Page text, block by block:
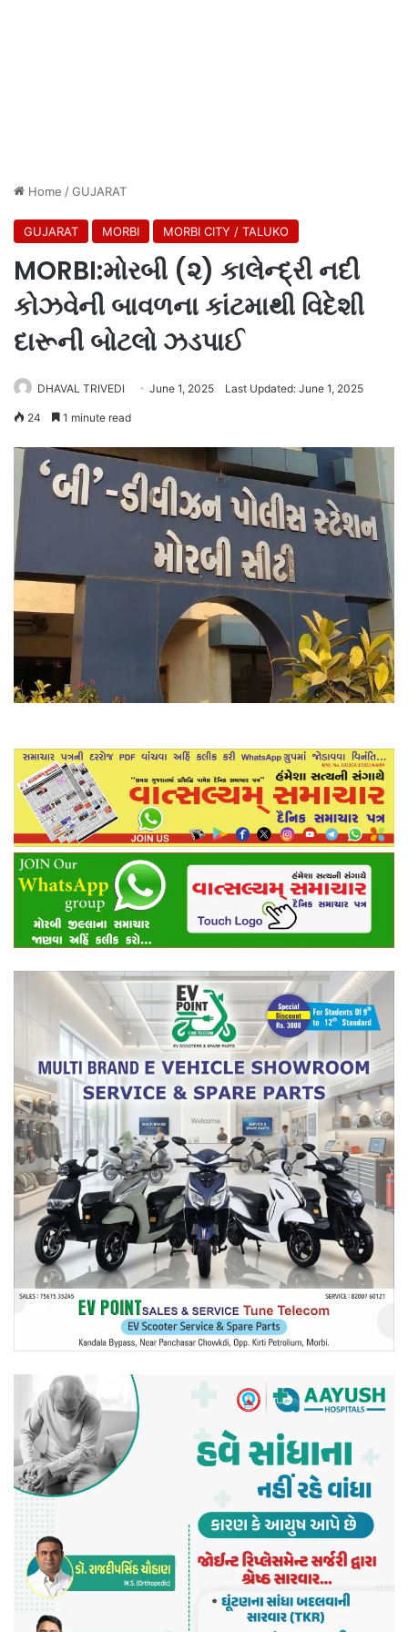
Home /GUJARAT
GUJARAT MORBI MORBI CITY / TALUKO
MORBI:મોરબી (૨) કાલેન્દ્રી નદી
કોઝવેની બાવળના કાંટમાથી વિદેશી
દારૂની બોટલો ઝડપાઈ
DHAVAL TRIVEDI June 1, 2025 Last Updated: June 1, 2025
24 1 minute read